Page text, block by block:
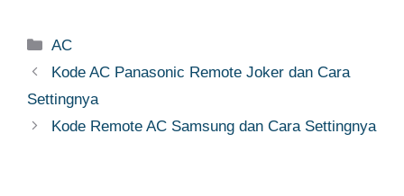
Categories
AC
Kode AC Panasonic Remote Joker dan Cara
Settingnya
Kode Remote AC Samsung dan Cara Settingnya